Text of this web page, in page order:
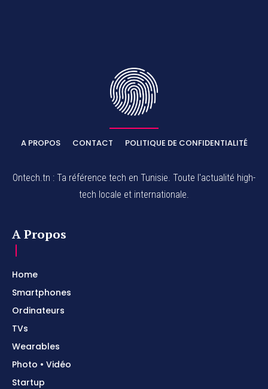
A PROPOS CONTACT POLITIQUE DE CONFIDENTIALITÉ
Ontech.tn : Ta référence tech en Tunisie. Toute l'actualité high-
tech locale et internationale.
A Propos
Home
Smartphones
Ordinateurs
TVs
Wearables
Photo • Vidéo
Startup